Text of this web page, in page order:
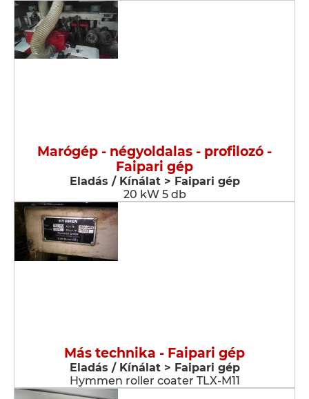
Marógép - négyoldalas - profilozó -
Faipari gép
Eladás / Kínálat > Faipari gép
20 kW 5 db
Más technika - Faipari gép
Eladás / Kínálat > Faipari gép
Hymmen roller coater TLX-M11